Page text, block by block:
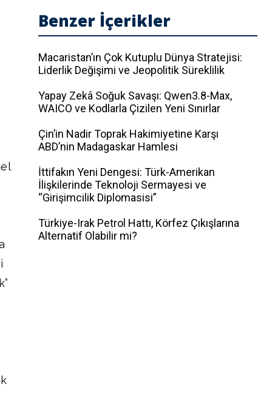
Benzer İçerikler
Macaristan’ın Çok Kutuplu Dünya Stratejisi:
Liderlik Değişimi ve Jeopolitik Süreklilik
Yapay Zekâ Soğuk Savaşı: Qwen3.8-Max,
WAICO ve Kodlarla Çizilen Yeni Sınırlar
Çin’in Nadir Toprak Hakimiyetine Karşı
ABD’nin Madagaskar Hamlesi
İttifakın Yeni Dengesi: Türk-Amerikan
İlişkilerinde Teknoloji Sermayesi ve
“Girişimcilik Diplomasisi”
Türkiye-Irak Petrol Hattı, Körfez Çıkışlarına
Alternatif Olabilir mi?